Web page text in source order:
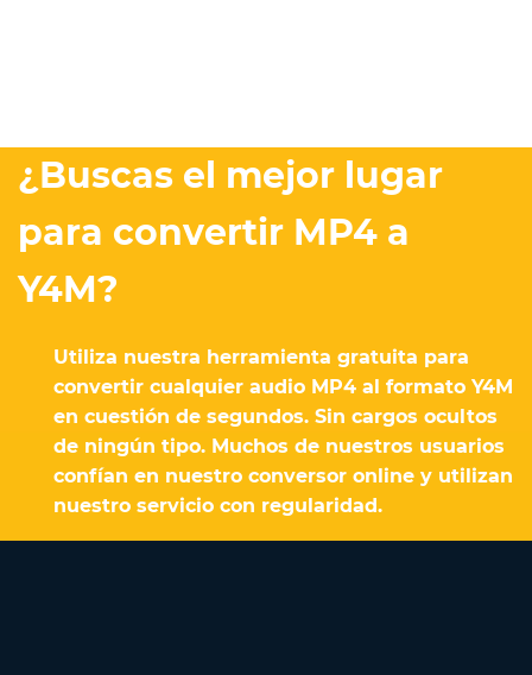
¿Buscas el mejor lugar
para convertir MP4 a
Y4M?
Utiliza nuestra herramienta gratuita para
convertir cualquier audio MP4 al formato Y4M
en cuestión de segundos. Sin cargos ocultos
de ningún tipo. Muchos de nuestros usuarios
confían en nuestro conversor online y utilizan
nuestro servicio con regularidad.